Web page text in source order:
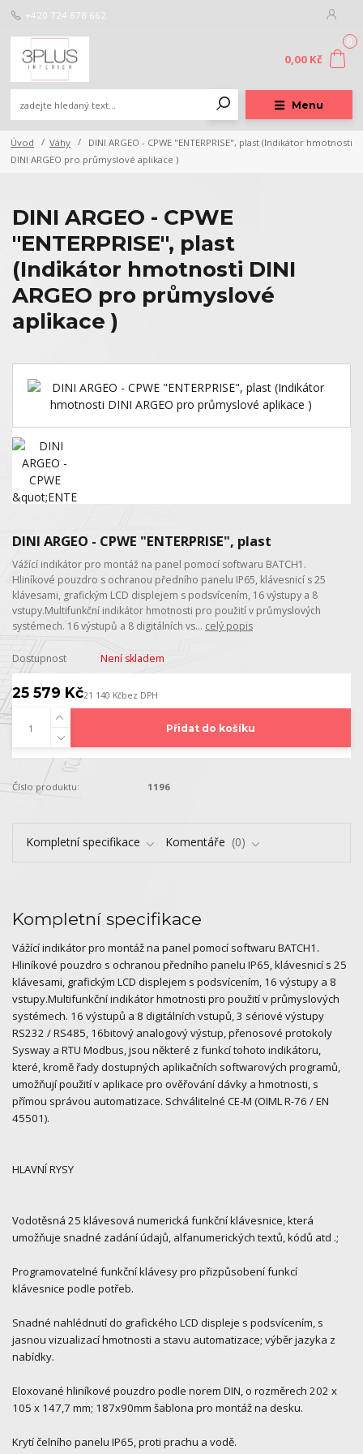
Menu
+420 724 878 662
0
0,00 Kč
Úvod Váhy
DINI ARGEO - CPWE "ENTERPRISE", plast (Indikátor hmotnosti
DINI ARGEO pro průmyslové aplikace )
DINI ARGEO - CPWE
"ENTERPRISE", plast
(Indikátor hmotnosti DINI
ARGEO pro průmyslové
aplikace )
DINI ARGEO - CPWE "ENTERPRISE", plast
Vážící indikátor pro montáž na panel pomocí softwaru BATCH1.
Hliníkové pouzdro s ochranou předního panelu IP65, klávesnicí s 25
klávesami, grafickým LCD displejem s podsvícením, 16 výstupy a 8
vstupy.Multifunkční indikátor hmotnosti pro použití v průmyslových
systémech. 16 výstupů a 8 digitálních vs... celý popis
Dostupnost Není skladem
25 579 Kč21 140 Kčbez DPH
Přidat do košíku
Číslo produktu: 1196
Kompletní specifikace Komentáře 0
Kompletní specifikace
Vážící indikátor pro montáž na panel pomocí softwaru BATCH1.
Hliníkové pouzdro s ochranou předního panelu IP65, klávesnicí s 25
klávesami, grafickým LCD displejem s podsvícením, 16 výstupy a 8
vstupy.Multifunkční indikátor hmotnosti pro použití v průmyslových
systémech. 16 výstupů a 8 digitálních vstupů, 3 sériové výstupy
RS232 / RS485, 16bitový analogový výstup, přenosové protokoly
Sysway a RTU Modbus, jsou některé z funkcí tohoto indikátoru,
které, kromě řady dostupných aplikačních softwarových programů,
umožňují použití v aplikace pro ověřování dávky a hmotnosti, s
přímou správou automatizace. Schválitelné CE-M (OIML R-76 / EN
45501).
HLAVNÍ RYSY
Vodotěsná 25 klávesová numerická funkční klávesnice, která
umožňuje snadné zadání údajů, alfanumerických textů, kódů atd .;
Programovatelné funkční klávesy pro přizpůsobení funkcí
klávesnice podle potřeb.
Snadné nahlédnutí do grafického LCD displeje s podsvícením, s
jasnou vizualizací hmotnosti a stavu automatizace; výběr jazyka z
nabídky.
Eloxované hliníkové pouzdro podle norem DIN, o rozměrech 202 x
105 x 147,7 mm; 187x90mm šablona pro montáž na desku.
Krytí čelního panelu IP65, proti prachu a vodě.